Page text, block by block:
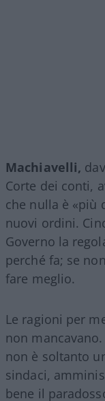
Machiavelli,
Corte dei conti,
che nulla è «più
nuovi ordini.
Governo la
perché fa; se
fare meglio.
Le ragioni per
non mancavano.
non è soltanto
sindaci,
bene il